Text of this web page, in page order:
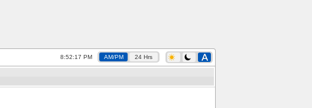
8:52:18 PM AM/PM 24 Hrs